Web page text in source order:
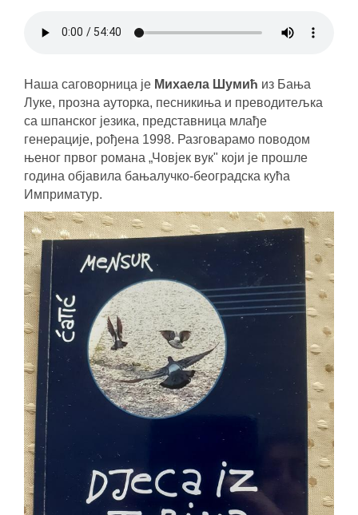
Наша саговорница је Михаела Шумић из Бања
Луке, прозна ауторка, песникиња и преводитељка
са шпанског језика, представница млађе
генерације, рођена 1998. Разговарамо поводом
њеног првог романа „Човјек вук" који је прошле
година објавила бањалучко-београдска кућа
Имприматур.